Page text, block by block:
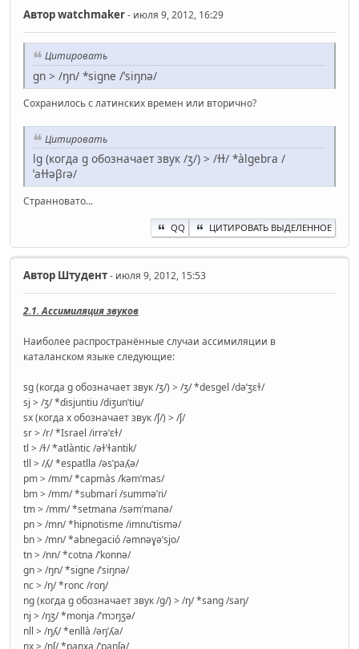
Авторwatchmaker- июля 9, 2012, 16:29
Цитировать
gn > /ŋn/ *signe /ˈsiŋnə/
Сохранилось с латинских времен или вторично?
Цитировать
lg (когда g обозначает звук /ʒ/) > /ɫɫ/ *àlgebra /
ˈaɫɫəβɾə/
Странновато...
QQ ЦИТИРОВАТЬ ВЫДЕЛЕННОЕ
Автор Штудент- июля 9, 2012, 15:53
2.1. Ассимиляция звуков
Наиболее распространённые случаи ассимиляции в
каталанском языке следующие:
sg (когда g обозначает звук /ʒ/) > /ʒ/ *desgel /dəˈʒɛɫ/
sj > /ʒ/ *disjuntiu /diʒunˈtiu̯/
sx (когда x обозначает звук /ʃ/) > /ʃ/
sr > /r/ *Israel /irrəˈɛɫ/
tl > /ɫ/ *atlàntic /əɫˈɫantik/
tll > /ʎ/ *espatlla /əsˈpaʎə/
pm > /mm/ *capmàs /kəmˈmas/
bm > /mm/ *submarí /summəˈɾi/
tm > /mm/ *setmana /səmˈmanə/
pn > /mn/ *hipnotisme /imnuˈtismə/
bn > /mn/ *abnegació /əmnəɣəˈsjo/
tn > /nn/ *cotna /ˈkonnə/
gn > /ŋn/ *signe /ˈsiŋnə/
nc > /ŋ/ *ronc /roŋ/
ng (когда g обозначает звук /ɡ/) > /ŋ/ *sang /saŋ/
nj > /ŋʒ/ *monja /ˈmɔŋʒə/
nll > /ŋʎ/ *enllà /əŋˈʎa/
nx > /ŋʃ/ *panxa /ˈpaŋʃə/